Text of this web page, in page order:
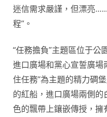
迷信需求嚴謹，但漂亮
程”。
“任務擔負”主題區位于公
進口廣場和黨心宣誓廣場
住任務”為主題的精力碉
的紅船，進口廣場兩側的
色的飄帶上鑲嵌傳授，